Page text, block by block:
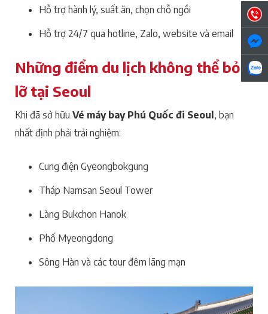
Hỗ trợ hành lý, suất ăn, chọn chỗ ngồi
Hỗ trợ 24/7 qua hotline, Zalo, website và email
Những điểm du lịch không thể bỏ
lỡ tại Seoul
Khi đã sở hữu Vé máy bay Phú Quốc đi Seoul, bạn
nhất định phải trải nghiệm:
Cung điện Gyeongbokgung
Tháp Namsan Seoul Tower
Làng Bukchon Hanok
Phố Myeongdong
Sông Hàn và các tour đêm lãng mạn